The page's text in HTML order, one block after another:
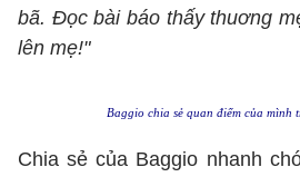
bã. Đọc bài báo thấy thuơng
lên mẹ!"
Baggio chia sẻ quan điểm của mình
Chia sẻ của Baggio nhanh